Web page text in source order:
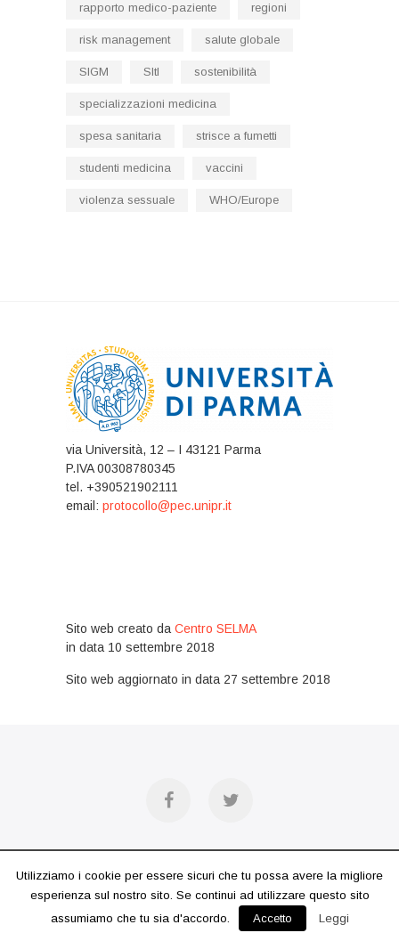
rapporto medico-paziente regioni
risk management salute globale
SIGM SItI sostenibilità
specializzazioni medicina
spesa sanitaria strisce a fumetti
studenti medicina vaccini
violenza sessuale WHO/Europe
via Università, 12 – I 43121 Parma
P.IVA 00308780345
tel. +390521902111
email: protocollo@pec.unipr.it
Sito web creato daCentro SELMA
in data 10 settembre 2018
Sito web aggiornato in data 27 settembre 2018
f
a
c
w
i
t
LABSAN| Designed by:Theme Freesia
© 2026WordPress
Utilizziamo i cookie per essere sicuri che tu possa avere la migliore
esperienza sul nostro sito. Se continui ad utilizzare questo sito
assumiamo che tu sia d'accordo.
Accetto Leggi